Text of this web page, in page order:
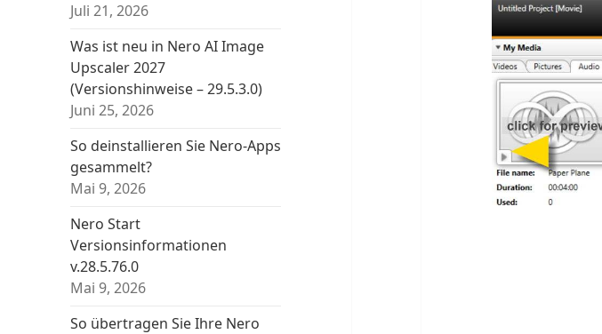
Juli 21, 2026
Was ist neu in Nero AI Image
Upscaler 2027
(Versionshinweise – 29.5.3.0)
Juni 25, 2026
So deinstallieren Sie Nero-Apps
gesammelt?
Mai 9, 2026
Nero Start
Versionsinformationen
v.28.5.76.0
Mai 9, 2026
So übertragen Sie Ihre Nero